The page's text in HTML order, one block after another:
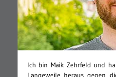
Ich bin Maik Zehrfeld und
Langeweile heraus gegen